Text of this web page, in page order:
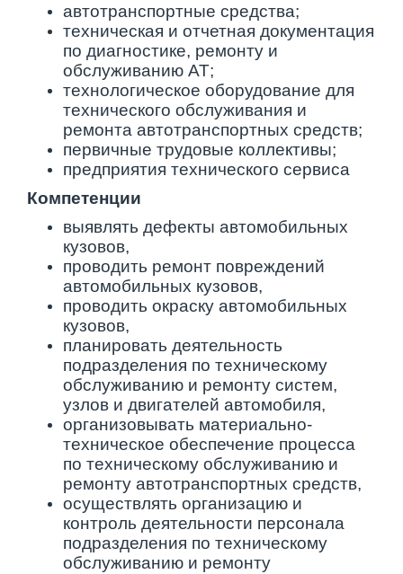
автотранспортные средства;
техническая и отчетная документация
по диагностике, ремонту и
обслуживанию АТ;
технологическое оборудование для
технического обслуживания и
ремонта автотранспортных средств;
первичные трудовые коллективы;
предприятия технического сервиса
Компетенции
выявлять дефекты автомобильных
кузовов,
проводить ремонт повреждений
автомобильных кузовов,
проводить окраску автомобильных
кузовов,
планировать деятельность
подразделения по техническому
обслуживанию и ремонту систем,
узлов и двигателей автомобиля,
организовывать материально-
техническое обеспечение процесса
по техническому обслуживанию и
ремонту автотранспортных средств,
осуществлять организацию и
контроль деятельности персонала
подразделения по техническому
обслуживанию и ремонту